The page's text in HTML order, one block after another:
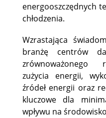
energooszczędnych
chłodzenia.
Wzrastająca
branżę centrów
zrównoważonego
zużycia energii,
źródeł energii oraz
kluczowe dla
wpływu na